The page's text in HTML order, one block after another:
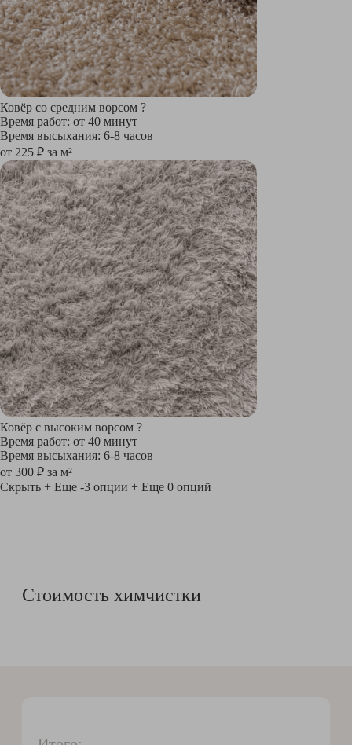
Ковёр со средним ворсом ?
Время работ: от 40 минут
Время высыхания: 6-8 часов
от 225 ₽ за м²
Ковёр с высоким ворсом ?
Время работ: от 40 минут
Время высыхания: 6-8 часов
от 300 ₽ за м²
Скрыть + Еще -3 опции + Еще 0 опций
Стоимость химчистки